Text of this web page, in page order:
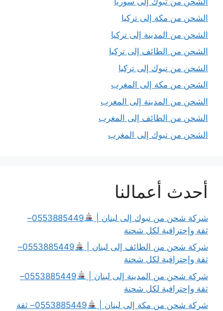
الشحن من مكة إلى تركيا
الشحن من المدينة إلى تركيا
الشحن من الطائف إلى تركيا
الشحن من تبوك إلى تركيا
الشحن من مكة إلى المغرب
الشحن من المدينة إلى المغرب
الشحن من الطائف إلى المغرب
الشحن من تبوك إلى المغرب
أحدث أعمالنا
شركة شحن من تبوك إلى لبنان |
0553885449–
ثقة وإحترافية لكل شحنة
شركة شحن من الطائف إلى لبنان |
0553885449–
ثقة وإحترافية لكل شحنة
شركة شحن من المدينة إلى لبنان |
0553885449–
ثقة وإحترافية لكل شحنة
شركة شحن من مكة إلى لبنان |
0553885449– ثقة